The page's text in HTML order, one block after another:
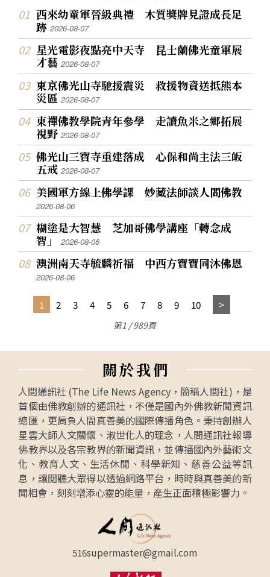
西來幼童軍晉級典禮 木質獎牌見證成長足
跡2026-08-07
星光電影夜點亮中天寺 昆士蘭佛光童軍展
才藝2026-08-07
東京佛光山寺馳援震災 救援物資送抵熊本
災區2026-08-07
東禪佛教學院青年參學 走讀魚米之鄉拓展
視野2026-08-07
佛光山三寶寺重建落成 心保和尚主法三皈
五戒2026-08-07
美國軍方線上佛學課 妙藏法師談人間佛教
2026-08-06
糊塗是大智慧 芝加哥佛學講座「轉念成
智」2026-08-06
澳洲南天寺毓麟祈福 中西方寶寶同沐佛恩
2026-08-06
1 2 3 4 5 6 7 8 9 10
第1 / 989頁
關於我們
人間通訊社 (The Life News Agency，簡稱人間社)，是
首個由佛教創辦的通訊社，不僅是國內外佛教新聞資訊
總匯，更肩負人間真善美的國際傳播角色。秉持創辦人
星雲大師人文關懷、淑世化人的理念，人間通訊社報導
佛教界以及各宗教界的新聞資訊，並傳播國內外藝術文
化、教育人文、生活休閒、科學新知、慈善公益等訊
息，讓閱聽大眾得以透過網路平台，時時與真善美的新
聞相會，刻刻增添心靈的能量，產生正面積極影響力。
516supermaster@gmail.com